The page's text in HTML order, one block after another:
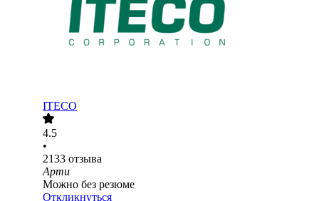
ITECO
4.5
•
2133 отзыва
Арти
Можно без резюме
Откликнуться